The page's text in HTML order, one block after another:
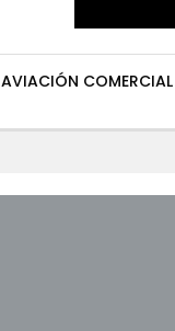
AVIACIÓN COMERCIAL